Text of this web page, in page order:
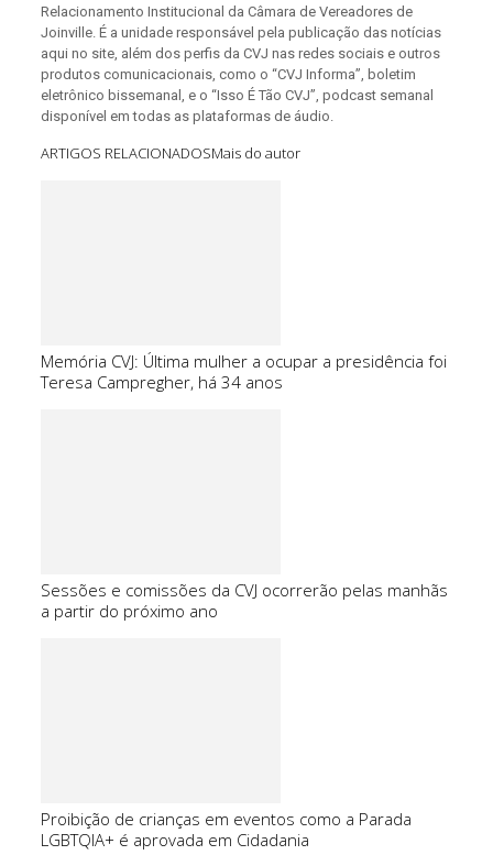
Relacionamento Institucional da Câmara de Vereadores de
Joinville. É a unidade responsável pela publicação das notícias
aqui no site, além dos perfis da CVJ nas redes sociais e outros
produtos comunicacionais, como o “CVJ Informa”, boletim
eletrônico bissemanal, e o “Isso É Tão CVJ”, podcast semanal
disponível em todas as plataformas de áudio.
ARTIGOS RELACIONADOSMais do autor
Memória CVJ: Última mulher a ocupar a presidência foi
Teresa Campregher, há 34 anos
Sessões e comissões da CVJ ocorrerão pelas manhãs
a partir do próximo ano
Proibição de crianças em eventos como a Parada
LGBTQIA+ é aprovada em Cidadania